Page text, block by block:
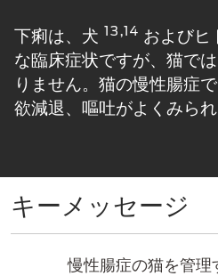
下痢は、犬 13,14 およびヒ
な臨床症状ですが、猫で
りません。猫の慢性腸症
欲減退、嘔吐がよくみられ
キーメッセージ
慢性腸症の猫を管理